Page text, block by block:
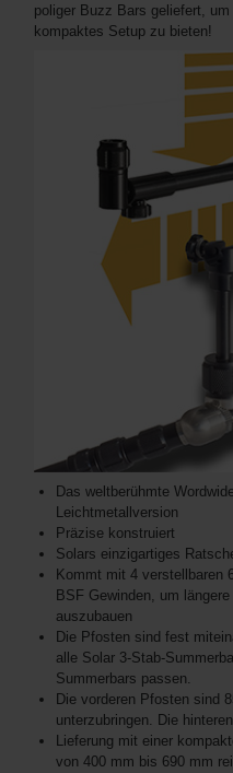
poliger Buzz Bars geliefert,
kompaktes Setup zu bieten!
Das weltberühmte
Leichtmetallversion
Präzise konstruiert
Solars einzigartiges
Kommt mit 4 verstellbaren
BSF Gewinden, um
auszubauen
Die Pfosten sind fest
alle Solar 3-Stab-
Summerbars passen.
Die vorderen Pfosten sind
unterzubringen. Die
Lieferung mit einer
von 400 mm bis 690 mm